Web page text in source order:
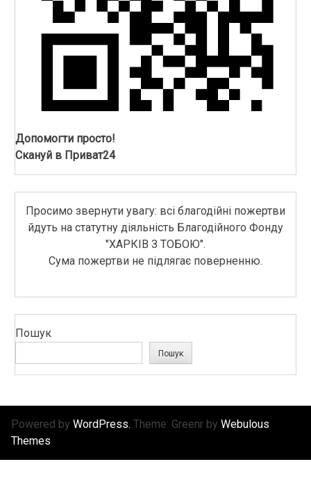
Допомогти просто!
Скануй в Приват24
Просимо звернути увагу: всі благодійні пожертви
йдуть на статутну діяльність Благодійного Фонду
"ХАРКІВ З ТОБОЮ".
Сума пожертви не підлягає поверненню.
Пошук
Пошук
Powered by WordPress. Theme: Greenr by Webulous
Themes